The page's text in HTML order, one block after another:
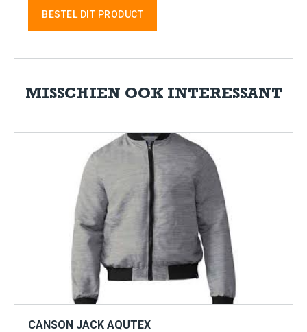
BESTEL DIT PRODUCT
MISSCHIEN OOK INTERESSANT
CANSON JACK AQUTEX